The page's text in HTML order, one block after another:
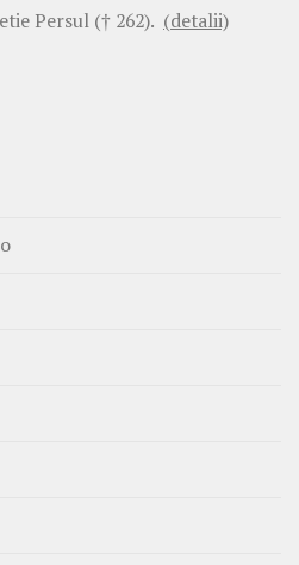
Persul († 262). (detalii)